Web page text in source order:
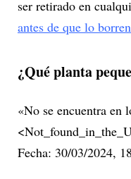
ser retirado en
antes de que lo
¿Qué planta
«No se encuentra en
Fecha: 30/03/2024,